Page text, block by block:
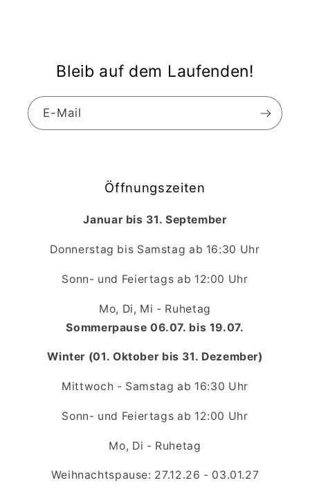
Bleib auf dem Laufenden!
E-Mail
Öffnungszeiten
Januar bis 31. September
Donnerstag bis Samstag ab 16:30 Uhr
Sonn- und Feiertags ab 12:00 Uhr
Mo, Di, Mi - Ruhetag
Sommerpause 06.07. bis 19.07.
Winter (01. Oktober bis 31. Dezember)
Mittwoch - Samstag ab 16:30 Uhr
Sonn- und Feiertags ab 12:00 Uhr
Mo, Di - Ruhetag
Weihnachtspause: 27.12.26 - 03.01.27